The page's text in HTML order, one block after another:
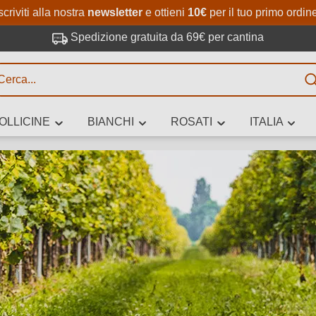
Passa al contenuto principale
Salta alla ricerca
Passa alla navigazione
alla nostra newsletter e ottieni 10€ per il tuo primo
Spedizione gratuita da 69€ per cantina
BIANCHI ROSATI ITALIA
3 caratteri
stai cercando – per gusto, occasione, nome del vino, vitigno,
altri criteri.